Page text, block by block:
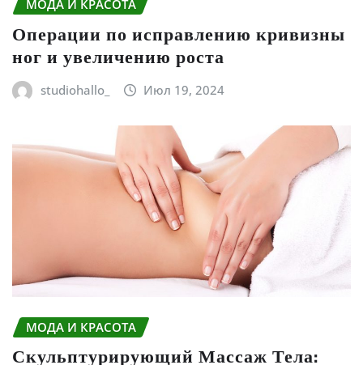
МОДА И КРАСОТА
Операции по исправлению кривизны
ног и увеличению роста
studiohallo_ Июл 19, 2024
МОДА И КРАСОТА
Скульптурирующий Массаж Тела: